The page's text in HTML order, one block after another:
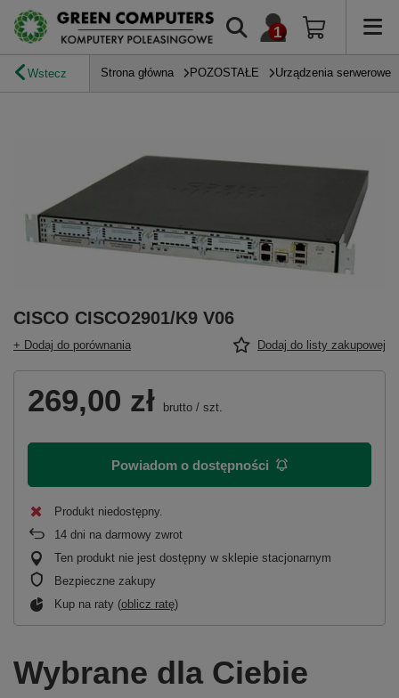
Wstecz Strona główna POZOSTAŁE Urządzenia serwerowe
CISCO CISCO2901/K9 V06
+ Dodaj do porównania Dodaj do listy zakupowej
269,00 zł brutto / szt.
Powiadom o dostępności
Produkt niedostępny
14 dni na darmowy zwrot
Ten produkt nie jest dostępny w sklepie stacjonarnym
Bezpieczne zakupy
Kup na raty (oblicz ratę)
Wybrane dla Ciebie